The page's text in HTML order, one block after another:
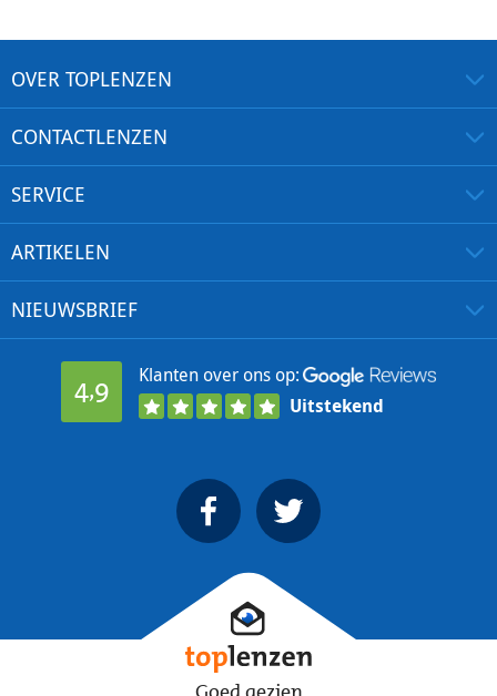
OVER TOPLENZEN
CONTACTLENZEN
SERVICE
ARTIKELEN
NIEUWSBRIEF
4,9
Klanten over ons op:
Uitstekend